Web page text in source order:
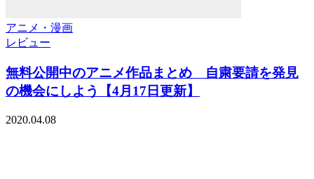
アニメ・漫画
レビュー
無料公開中のアニメ作品まとめ 自粛要請を発見
の機会にしよう【4月17日更新】
2020.04.08